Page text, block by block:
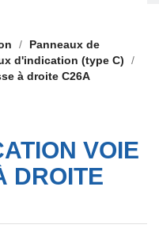
Panneaux de
d'indication (type C)
à droite C26A
VOIE
DROITE